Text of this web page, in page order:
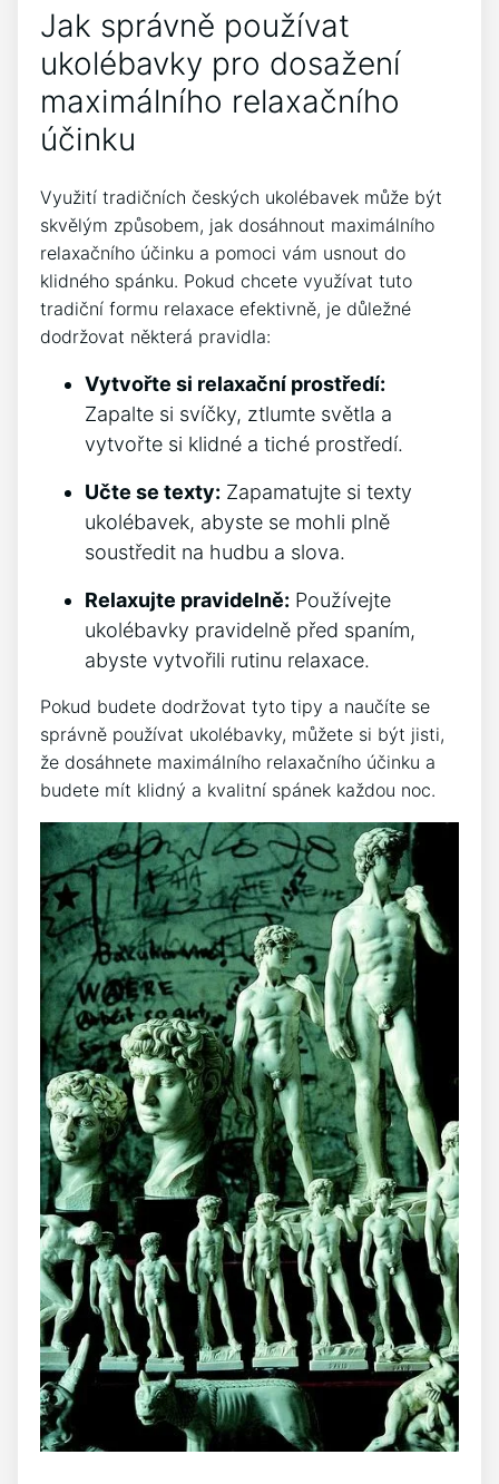
Jak správně používat
⁢ukolébavky pro dosažení
maximálního relaxačního
účinku
Využití tradičních českých ⁤ukolébavek může být
skvělým způsobem, jak​ dosáhnout ‌maximálního
relaxačního účinku a pomoci vám ⁤usnout do
klidného spánku. Pokud chcete využívat ‍tuto
tradiční formu relaxace efektivně, je důležné
dodržovat některá pravidla:
Vytvořte si relaxační prostředí:
Zapalte si svíčky, ztlumte světla a
vytvořte si​ klidné a tiché prostředí.
Učte se texty: Zapamatujte si texty
ukolébavek, abyste se mohli plně
soustředit na ⁢hudbu a slova.
Relaxujte pravidelně: Používejte
ukolébavky pravidelně před spaním,
abyste vytvořili rutinu relaxace.
Pokud budete dodržovat tyto tipy⁤ a naučíte ⁣se
správně používat ukolébavky, můžete ⁣si být jisti,
že dosáhnete‌ maximálního relaxačního účinku a
budete mít klidný a kvalitní spánek každou noc.